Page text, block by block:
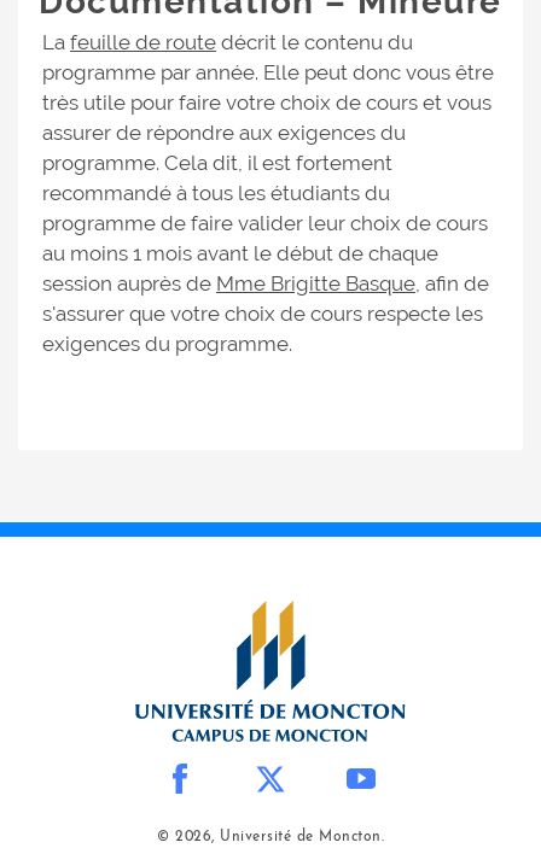
La feuille de route décrit le contenu du
programme par année. Elle peut donc vous être
très utile pour faire votre choix de cours et vous
assurer de répondre aux exigences du
programme. Cela dit, il est fortement
recommandé à tous les étudiants du
programme de faire valider leur choix de cours
au moins 1 mois avant le début de chaque
session auprès de Mme Brigitte Basque, afin de
s'assurer que votre choix de cours respecte les
exigences du programme.
© 2026, Université de Moncton.